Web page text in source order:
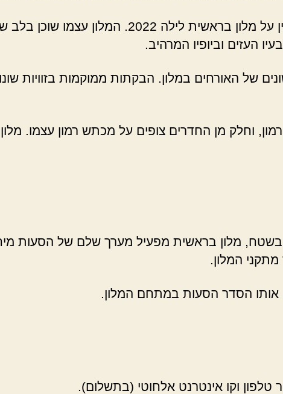
– כל מה שרציתם להבין על מלון בראשית
העזים וביופיו המרהיב.
של האורחים במלון. הבקתות ממוקמות בזוויות
וחלק מן החדרים צופים על מכתש רמון עצמו. מלון
בשטח, מלון בראשית מפעיל מערך שלם של הסעות
המלון.
אותו הסדר הסעות במתחם המלון.
טלפון וקו אינטרנט אלחוטי (בתשלום).